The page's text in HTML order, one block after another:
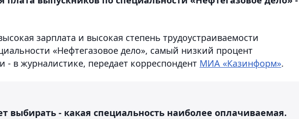
зарплата и высокая степень трудоустраиваемости
«Нефтегазовое дело», самый низкий процент
- в журналистике, передает корреспондент МИА «Казинформ».
выбирать - какая специальность наиболее оплачиваемая.